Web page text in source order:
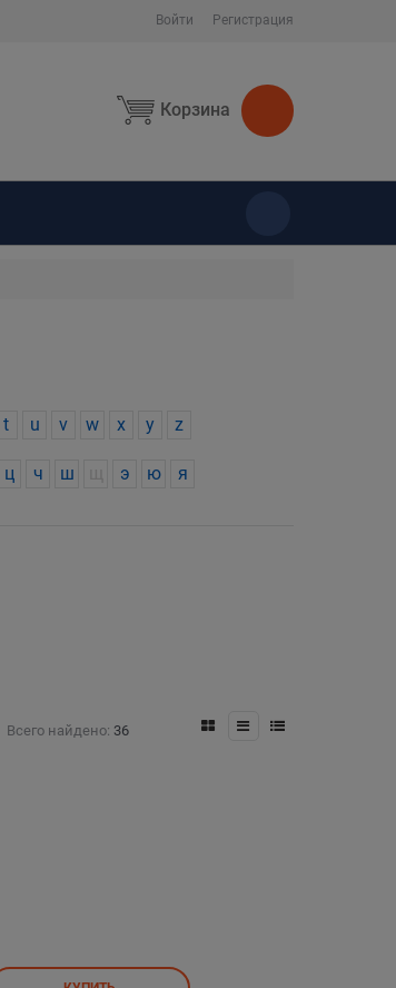
Войти Регистрация
Корзина
t u v w x y z
ц ч ш э ю я
Всего найдено: 36